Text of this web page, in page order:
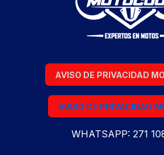
AVISO DE PRIVACIDAD
AVISO DE PRIVACIDAD
WHATSAPP: 271